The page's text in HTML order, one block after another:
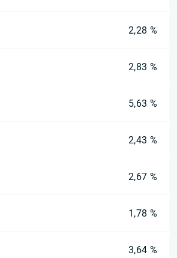
2,28 %
2,83 %
5,63 %
2,43 %
2,67 %
1,78 %
3,64 %